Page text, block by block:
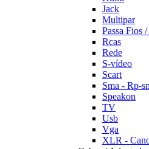
Jack
Multipar
Passa Fios
Rcas
Rede
S-vídeo
Scart
Sma - Rp-
Speakon
TV
Usb
Vga
XLR -